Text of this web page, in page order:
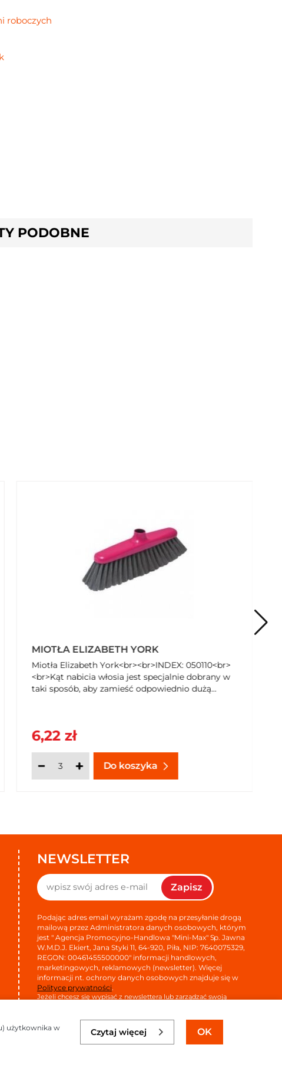
roboczych
PODOBNE
PVC LUDWIK 1 L
Specjalistyczny płyn do mycia glazury, terakoty i
PVC. Płyn zawiera składnik antystatyczny, który
skutecznie zapobiega osadzaniu się kurzu...
7,07 zł
Do koszyka
NEWSLETTER
Zapisz
Podając adres email wyrażam zgodę na przesyłanie drogą
mailową przez Administratora danych osobowych, którym
jest " Agencja Promocyjno-Handlowa "Mini-Max" Sp. Jawna
W.M.D.J. Ekiert, Jana Styki 11, 64-920, Piła, NIP: 7640075329,
REGON: 00461455500000" informacji handlowych,
marketingowych, reklamowych (newsletter). Więcej
informacji nt. ochrony danych osobowych znajduje się w
Polityce prywatności.
Jeżeli chcesz się wypisać z newslettera lub zarządzać swoją
OK
użytkownika w
Czytaj więcej